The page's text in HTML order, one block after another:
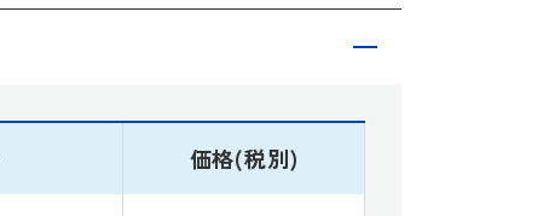
価格(税別)